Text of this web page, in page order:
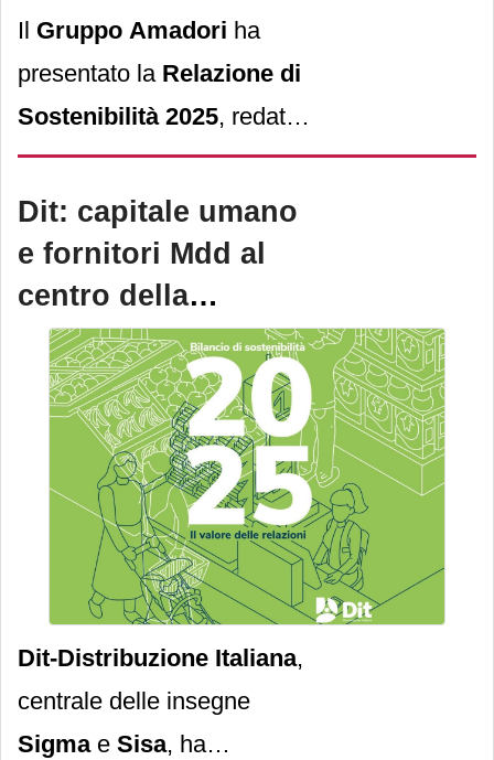
Il Gruppo Amadori ha
presentato la Relazione di
Sostenibilità 2025, redatta
sempre su base volontaria
e, per il secondo anno,
ispirata agliEuropean
Sustainability Reporting
Standards (Esrs).
Dit: capitale umano
e fornitori Mdd al
centro della
strategia di
sostenibilità
Dit-Distribuzione Italiana,
centrale delle insegne
Sigmae Sisa, ha